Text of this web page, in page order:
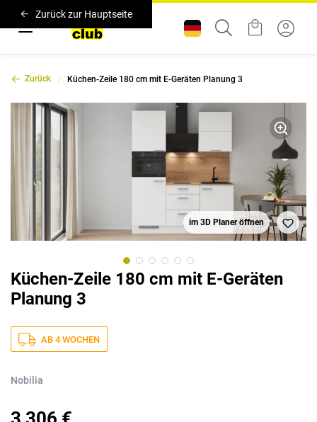
Zurück zur Hauptseite
Zurück Küchen-Zeile 180 cm mit E-Geräten Planung 3
im 3D Planer öffnen
Küchen-Zeile 180 cm mit E-Geräten
Planung 3
AB 4 WOCHEN
Nobilia